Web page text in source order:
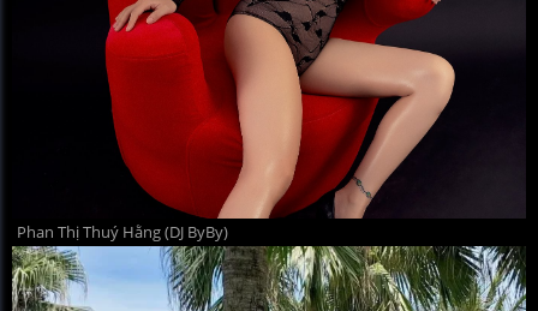
Phan Thị Thuý Hằng (DJ ByBy)